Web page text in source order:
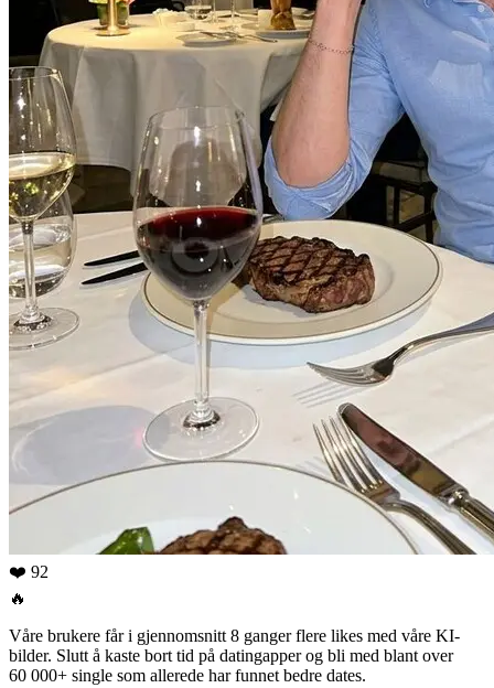
❤️ 92
🔥
Våre brukere får i gjennomsnitt 8 ganger flere likes med våre KI-
bilder. Slutt å kaste bort tid på datingapper og bli med blant over
60 000+ single som allerede har funnet bedre dates.